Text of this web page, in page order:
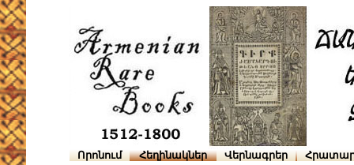
Որոնում Հեղինակներ Վերնագրեր